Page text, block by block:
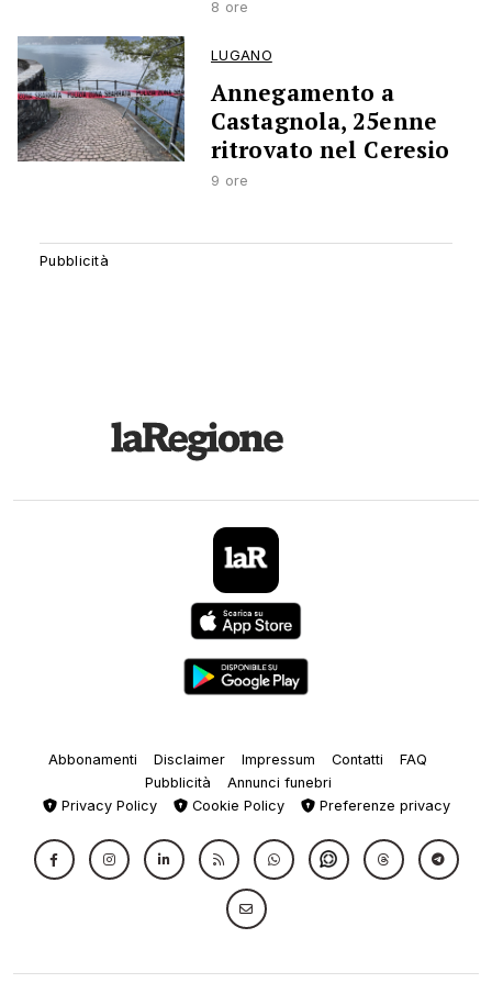
8 ore
LUGANO
Annegamento a
Castagnola, 25enne
ritrovato nel Ceresio
9 ore
Abbonamenti Disclaimer Impressum Contatti
FAQ
Pubblicità
Annunci funebri
Privacy Policy
Cookie Policy Preferenze privacy